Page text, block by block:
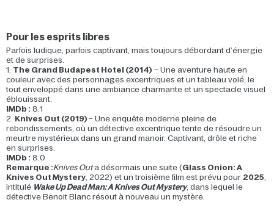
Pour les esprits libres
Parfois ludique, parfois captivant, mais toujours débordant d’énergie
et de surprises.
1. The Grand Budapest Hotel (2014) – Une aventure haute en
couleur avec des personnages excentriques et un tableau volé, le
tout enveloppé dans une ambiance charmante et un spectacle visuel
éblouissant.
IMDb : 8.1
2. Knives Out (2019) – Une enquête moderne pleine de
rebondissements, où un détective excentrique tente de résoudre un
meurtre mystérieux dans un grand manoir. Captivant, drôle et riche
en surprises.
IMDb : 8.0
Remarque :Knives Outa désormais une suite (Glass Onion: A
Knives Out Mystery, 2022) et un troisième film est prévu pour 2025,
intitulé Wake Up Dead Man: A Knives Out Mystery, dans lequel le
détective Benoit Blanc résout à nouveau un mystère.